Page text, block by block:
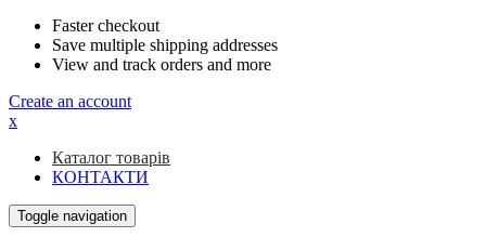
Faster checkout
Save multiple shipping addresses
View and track orders and more
Create an account
x
Каталог товарів
КОНТАКТИ
Toggle navigation